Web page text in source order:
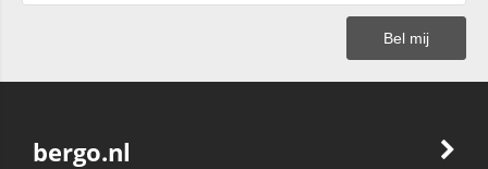
bergo.nl